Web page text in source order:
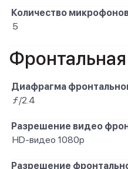
Количество
5
Диафрагма
ƒ/2.4
Разрешение видео
HD-видео 1080p
Разрешение